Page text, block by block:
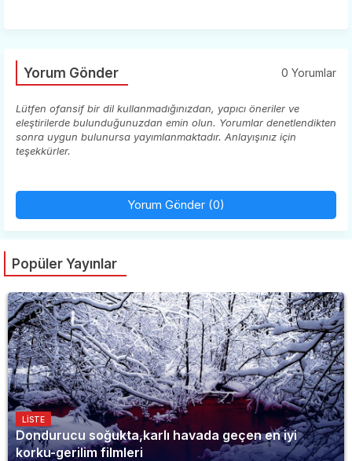
Yorum Gönder 0 Yorumlar
Lütfen ofansif bir dil kullanmadığınızdan, yapıcı öneriler ve
eleştirilerde bulunduğunuzdan emin olun. Yorumlar denetlendikten
sonra uygun bulunursa yayımlanmaktadır. Anlayışınız için
teşekkürler.
Yorum Gönder (0)
Popüler Yayınlar
LISTE
Dondurucu soğukta,karlı havada geçen en iyi
korku-gerilim filmleri